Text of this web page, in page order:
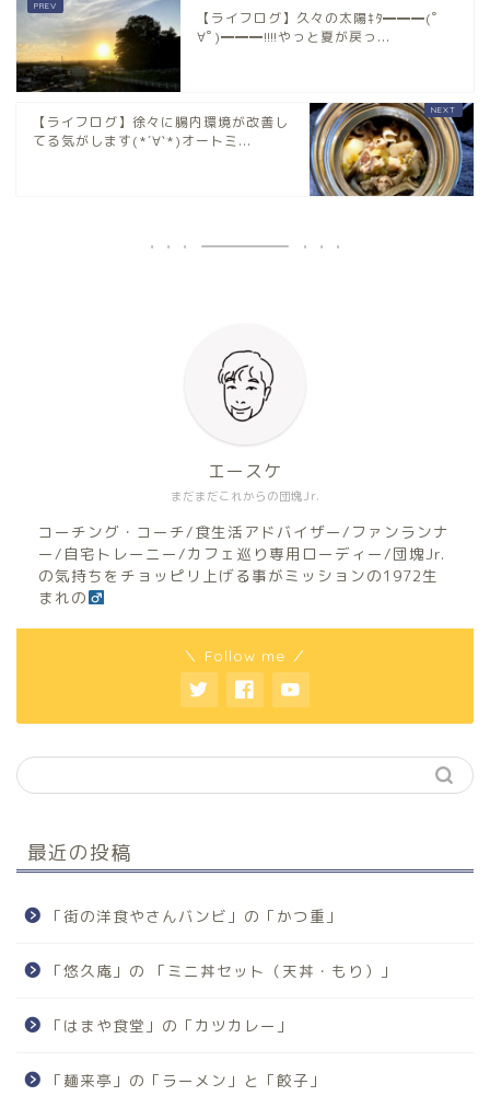
【ライフログ】久々の太陽ｷﾀ━━━(ﾟ
∀ﾟ)━━━!!!!やっと夏が戻っ...
【ライフログ】徐々に腸内環境が改善し
てる気がします(*´∀`*)オートミ...
まだまだこれからの団塊Jr.
エースケ
コーチング・コーチ/食生活アドバイザー/ファンランナ
ー/自宅トレーニー/カフェ巡り専用ローディー/団塊Jr.
の気持ちをチョッピリ上げる事がミッションの1972生
まれの
＼ Follow me ／
最近の投稿
「街の洋食やさんバンビ」の「かつ重」
「悠久庵」の 「ミニ丼セット（天丼・もり）」
「はまや食堂」の「カツカレー」
「麺来亭」の「ラーメン」と「餃子」